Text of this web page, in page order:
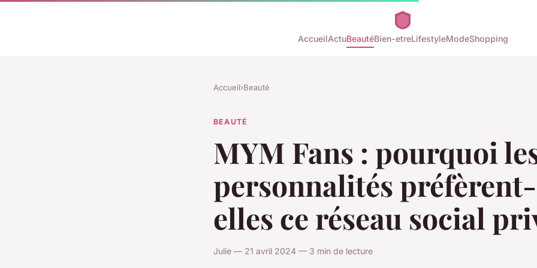
AccueilActuBeautéBien-etreLifestyleModeShopping
Accueil›Beauté
BEAUTÉ
MYM Fans : pourquoi
personnalités préfèrent-
elles ce réseau social
Julie — 21 avril 2024 — 3 min de lecture